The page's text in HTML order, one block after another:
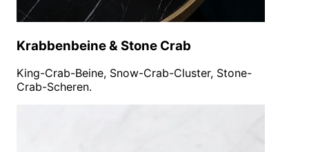
Krabbenbeine & Stone Crab
King-Crab-Beine, Snow-Crab-Cluster, Stone-
Crab-Scheren.